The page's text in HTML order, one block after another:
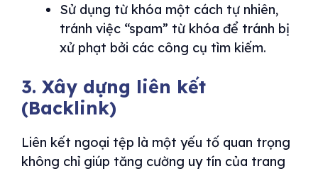
Sử dụng từ khóa một cách tự nhiên,
tránh việc “spam” từ khóa để tránh bị
xử phạt bởi các công cụ tìm kiếm.
3. Xây dựng liên kết
(Backlink)
Liên kết ngoại tệp là một yếu tố quan trọng
không chỉ giúp tăng cường uy tín của trang